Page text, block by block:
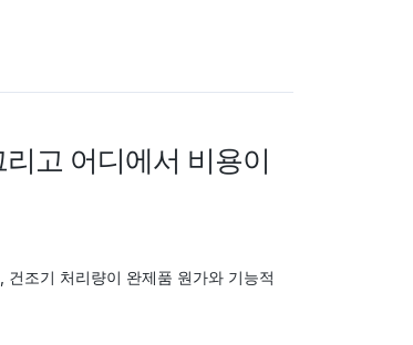
고 어디에서 비용이
조기 처리량이 완제품 원가와 기능적